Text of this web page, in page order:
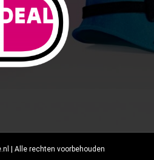
| Alle rechten voorbehouden